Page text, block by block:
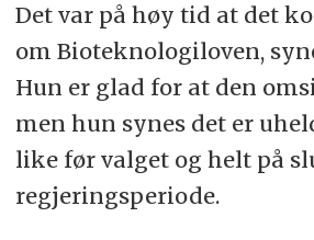
Det var på høy tid at det
om Bioteknologiloven,
Hun er glad for at den
men hun synes det er
like før valget og helt på
regjeringsperiode.